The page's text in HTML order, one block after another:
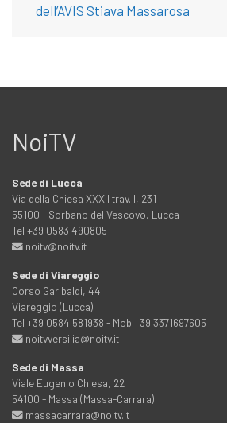
dell’AVIS Stiava Massarosa
NoiTV
Sede di Lucca
Via della Chiesa XXXII trav. I, 231
55100 - Sorbano del Vescovo, Lucca
Tel +39 0583 490805
noitv@noitv.it
Sede di Viareggio
Corso Garibaldi, 44
Viareggio (Lucca)
Tel +39 0584 581938 - Mob +39 3371697605
noitvversilia@noitv.it
Sede di Massa
Viale Eugenio Chiesa, 22
54100 - Massa (Massa-Carrara)
massacarrara@noitv.it